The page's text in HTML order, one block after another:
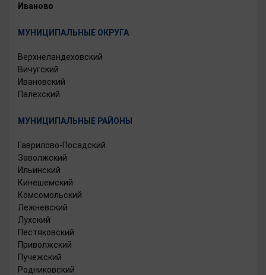
Иваново
МУНИЦИПАЛЬНЫЕ ОКРУГА
Верхнеландеховский
Вичугский
Ивановский
Палехский
МУНИЦИПАЛЬНЫЕ РАЙОНЫ
Гаврилово-Посадский
Заволжский
Ильинский
Кинешемский
Комсомольский
Лежневский
Лухский
Пестяковский
Приволжский
Пучежский
Родниковский